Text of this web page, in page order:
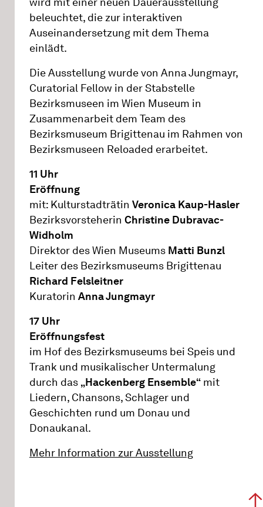
beleuchtet, die zur interaktiven
Auseinandersetzung mit dem Thema
einlädt.
Die Ausstellung wurde von Anna Jungmayr,
Curatorial Fellow in der Stabstelle
Bezirksmuseen im Wien Museum in
Zusammenarbeit dem Team des
Bezirksmuseum Brigittenau im Rahmen von
Bezirksmuseen Reloaded erarbeitet.
11 Uhr
Eröffnung
mit: Kulturstadträtin Veronica Kaup-Hasler
Bezirksvorsteherin Christine Dubravac-
Widholm
Direktor des Wien Museums Matti Bunzl
Leiter des Bezirksmuseums Brigittenau
Richard Felsleitner
Kuratorin Anna Jungmayr
17 Uhr
Eröffnungsfest
im Hof des Bezirksmuseums bei Speis und
Trank und musikalischer Untermalung
durch das „Hackenberg Ensemble“ mit
Liedern, Chansons, Schlager und
Geschichten rund um Donau und
Donaukanal.
Mehr Information zur Ausstellung